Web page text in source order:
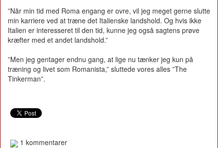
”Når min tid med Roma engang er ovre, vil jeg meget gerne slutte
min karriere ved at træne det Italienske landshold. Og hvis ikke
Italien er interesseret til den tid, kunne jeg også sagtens prøve
kræfter med et andet landshold.”
”Men jeg gentager endnu gang, at lige nu tænker jeg kun på
træning og livet som Romanista,” sluttede vores alles ”The
Tinkerman”.
1 kommentarer